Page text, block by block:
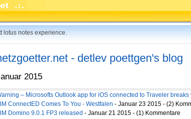
lotus notes experience.
- detlev poettgen's blog
2015
– Microsofts Outlook app for iOS connected to Traveler
ConnectED Comes To You - Westfalen - Januar 23 2015 - (2)
Domino 9.0.1 FP3 released - Januar 21 2015 - (1) Kommentare